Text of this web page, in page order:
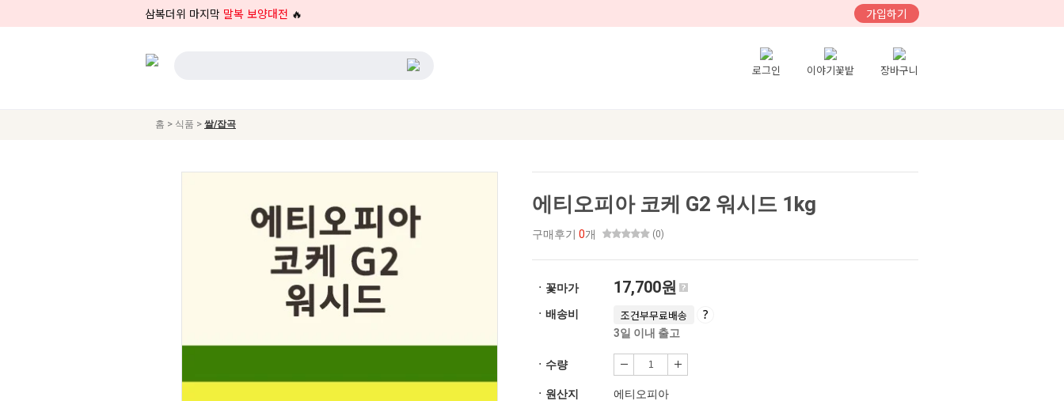
삼복더위 마지막 말복 보양대전 🔥 가입하기
로그인 이야기꽃밭 장바구니
홈 > 식품 > 쌀/잡곡
에티오피아 코케 G2 워시드 1kg
구매후기 0개 (0)
ㆍ꽃마가 17,700원
ㆍ배송비 조건부무료배송
3일 이내 출고
ㆍ수량
ㆍ원산지 에티오피아